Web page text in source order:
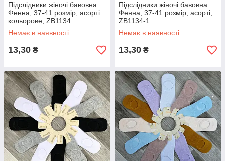
Підслідники жіночі бавовна
Фенна, 37-41 розмір, асорті
кольорове, ZB1134
Немає в наявності
13,30 ₴
Підслідники жіночі бавовна
Фенна, 37-41 розмір, асорті,
ZB1134-1
Немає в наявності
13,30 ₴